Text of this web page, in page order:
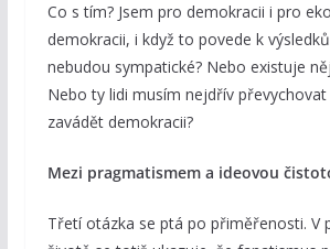
Co s tím? Jsem pro demokracii i pro
demokracii, i když to povede k
nebudou sympatické? Nebo existuje
Nebo ty lidi musím nejdřív
zavádět demokracii?
Mezi pragmatismem a ideovou
Třetí otázka se ptá po přiměřenosti. V